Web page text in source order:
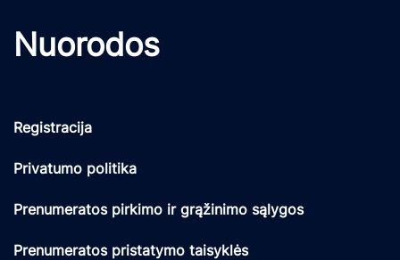
Nuorodos
Registracija
Privatumo politika
Prenumeratos pirkimo ir grąžinimo sąlygos
Prenumeratos pristatymo taisyklės